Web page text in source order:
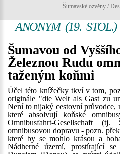
Šumavské ozvěny /
ANONYM (19. STOL.)
Šumavou od
Železnou Rudu
taženým koňmi
Účel této knížečky tkví v tom,
originále "die Welt als Gast zu
Není to nijaký cestovní průvodce,
které absolvují koňské
Omnibusfahrt-Gesellschaft
omnibusovou dopravu - pozn.
které by se mohlo krásou a
Nádherné území, prostírající